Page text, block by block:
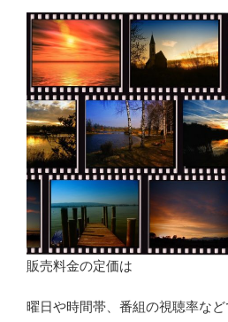
販売料金の定価は
曜日や時間帯、番組の視聴率など